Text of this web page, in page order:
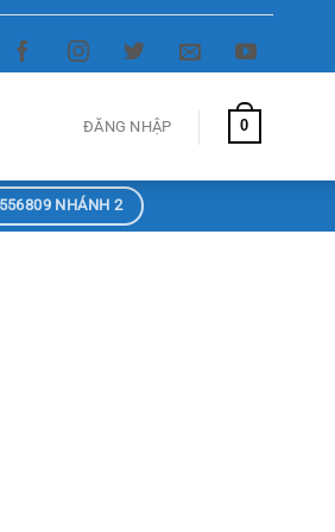
ĐĂNG NHẬP 0
NHÁNH 2